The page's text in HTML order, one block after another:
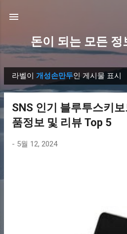
돈이 되는 모든
글
라벨이 개성손만두인 게시물 표시
SNS 인기 블루투스키
품정보 및 리뷰 Top 5
- 5월 12, 2024